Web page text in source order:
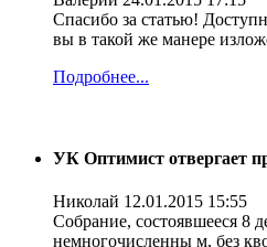
Спасибо за статью!
вы в такой же манере
Подробнее...
УК Оптимист отвергает
Николай 12.01.2015 15:55
Собрание, состоявшееся 8
немногочисленны м, без